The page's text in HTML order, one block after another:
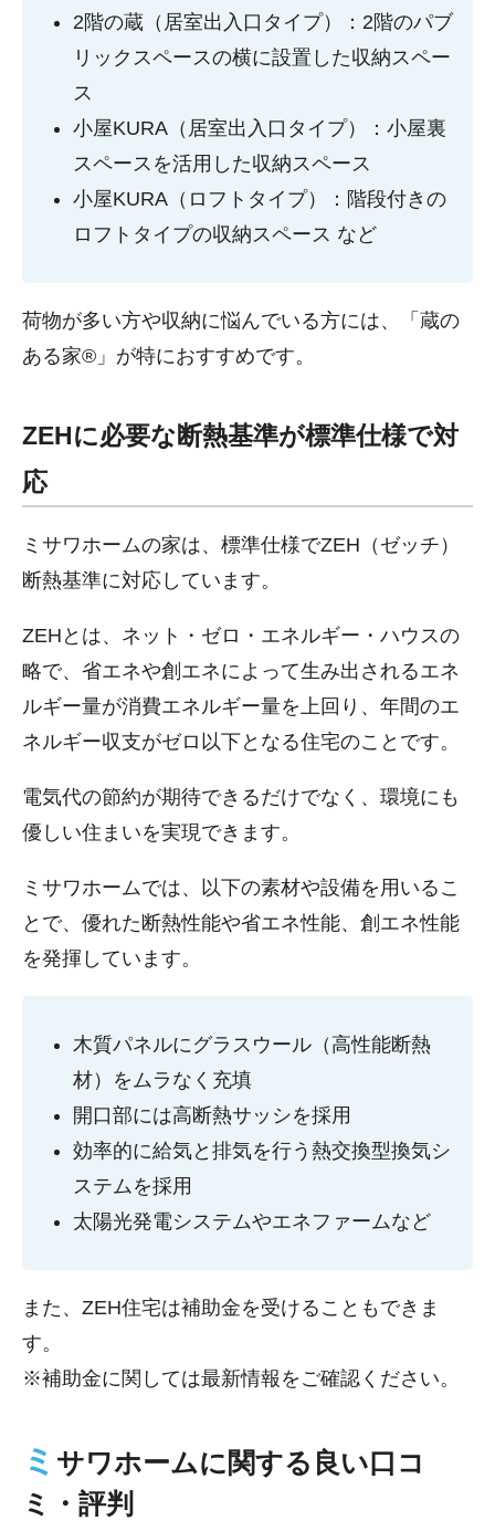
2階の蔵（居室出入口タイプ）：2階のパブ
リックスペースの横に設置した収納スペー
ス
小屋KURA（居室出入口タイプ）：小屋裏
スペースを活用した収納スペース
小屋KURA（ロフトタイプ）：階段付きの
ロフトタイプの収納スペース など
荷物が多い方や収納に悩んでいる方には、「蔵の
ある家®」が特におすすめです。
ZEHに必要な断熱基準が標準仕様で対
応
ミサワホームの家は、標準仕様でZEH（ゼッチ）
断熱基準に対応しています。
ZEHとは、ネット・ゼロ・エネルギー・ハウスの
略で、省エネや創エネによって生み出されるエネ
ルギー量が消費エネルギー量を上回り、年間のエ
ネルギー収支がゼロ以下となる住宅のことです。
電気代の節約が期待できるだけでなく、環境にも
優しい住まいを実現できます。
ミサワホームでは、以下の素材や設備を用いるこ
とで、優れた断熱性能や省エネ性能、創エネ性能
を発揮しています。
木質パネルにグラスウール（高性能断熱
材）をムラなく充填
開口部には高断熱サッシを採用
効率的に給気と排気を行う熱交換型換気シ
ステムを採用
太陽光発電システムやエネファームなど
また、ZEH住宅は補助金を受けることもできま
す。
※補助金に関しては最新情報をご確認ください。
ミ サワホームに関する良い口コ
ミ・評判